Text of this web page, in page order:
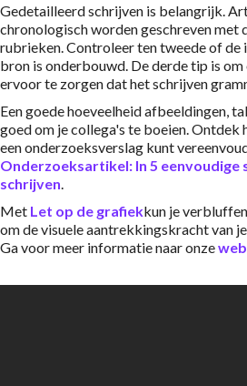
Gedetailleerd schrijven is belangrijk.
chronologisch worden geschreven met
rubrieken. Controleer ten tweede of
bron is onderbouwd. De derde tip is
ervoor te zorgen dat het schrijven
Een goede hoeveelheid afbeeldingen,
goed om je collega's te boeien. Ontdek
een onderzoeksverslag kunt
Onderzoeksartikel: In 5 eenvoudige
schrijven.
Met Let op de grafiekkun je
om de visuele aantrekkingskracht van
Ga voor meer informatie naar onze